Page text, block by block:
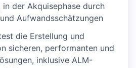
der Akquisephase durch
Aufwandsschätzungen
die Erstellung und
sicheren, performanten und
inklusive ALM-